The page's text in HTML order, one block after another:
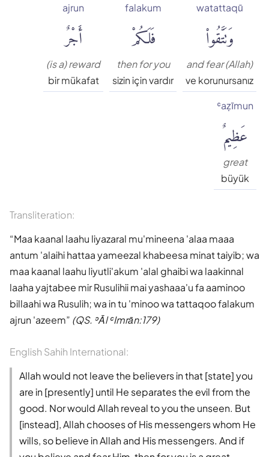
watattaqū
وَتَتَّقُوا۟
and fear (Allah)
ve korunursanız
falakum
فَلَكُمْ
then for you
sizin için vardır
ajrun
أَجْرٌ
(is a) reward
bir mükafat
ʿaẓīmun
عَظِيمٌ
great
büyük
Transliteration:
Maa kaanal laahu liyazaral mu'mineena 'alaa maaa
antum 'alaihi hattaa yameezal khabeesa minat taiyib; wa
maa kaanal laahu liyutli'akum 'alal ghaibi wa laakinnal
laaha yajtabee mir Rusulihii mai yashaaa'u fa aaminoo
billaahi wa Rusulih; wa in tu 'minoo wa tattaqoo falakum
ajrun 'azeem (QS. ʾĀl ʿImrān:179)
English Sahih International:
Allah would not leave the believers in that [state] you
are in [presently] until He separates the evil from the
good. Nor would Allah reveal to you the unseen. But
[instead], Allah chooses of His messengers whom He
wills, so believe in Allah and His messengers. And if